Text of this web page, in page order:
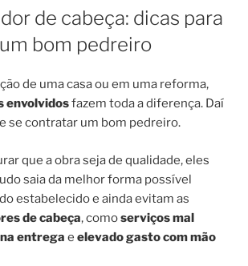
de cabeça: dicas para
bom pedreiro
de uma casa ou em uma reforma,
envolvidosfazem toda a diferença. Daí
se contratar um bom pedreiro.
que a obra seja de qualidade, eles
saia da melhor forma possível
estabelecido e ainda evitam as
de cabeça, comoserviços mal
entrega e elevado gasto com mão